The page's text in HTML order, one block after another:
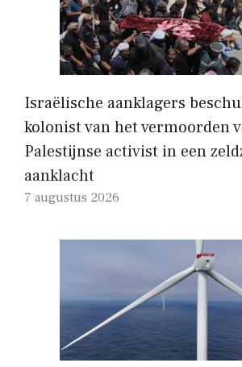
Israëlische aanklagers
kolonist van het vermoorden
Palestijnse activist in een
aanklacht
7 augustus 2026